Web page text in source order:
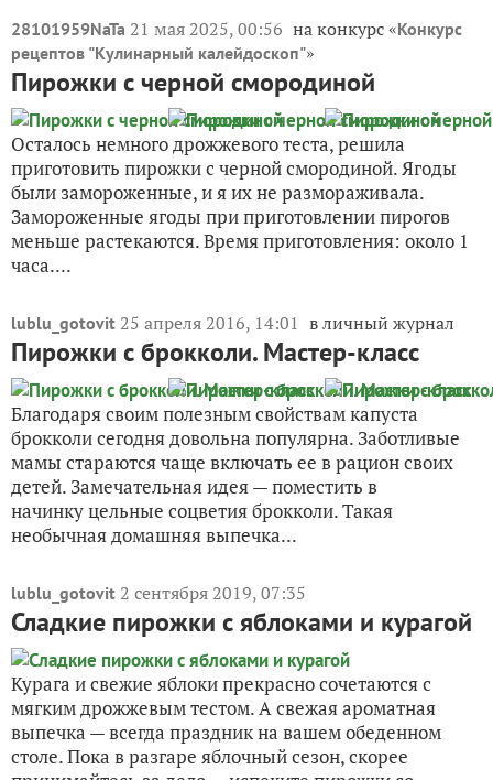
28101959NaTa 21 мая 2025, 00:56 на конкурс «Конкурс
рецептов "Кулинарный калейдоскоп"»
Пирожки с черной смородиной
Осталось немного дрожжевого теста, решила
приготовить пирожки с черной смородиной. Ягоды
были замороженные, и я их не размораживала.
Замороженные ягоды при приготовлении пирогов
меньше растекаются. Время приготовления: около 1
часа....
lublu_gotovit 25 апреля 2016, 14:01 в личный журнал
Пирожки с брокколи. Мастер-класс
Благодаря своим полезным свойствам капуста
брокколи сегодня довольна популярна. Заботливые
мамы стараются чаще включать ее в рацион своих
детей. Замечательная идея — поместить в
начинку цельные соцветия брокколи. Такая
необычная домашняя выпечка...
lublu_gotovit 2 сентября 2019, 07:35
Сладкие пирожки с яблоками и курагой
Курага и свежие яблоки прекрасно сочетаются с
мягким дрожжевым тестом. А свежая ароматная
выпечка — всегда праздник на вашем обеденном
столе. Пока в разгаре яблочный сезон, скорее